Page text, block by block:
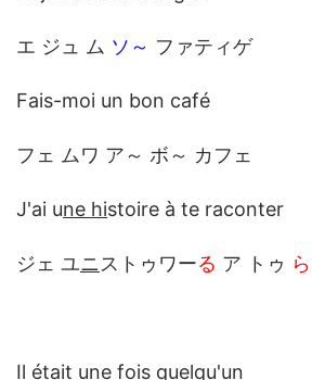
エ ジュ ム ソ～ ファティゲ
Fais-moi un bon café
フェ ムワ ア～ ボ～ カフェ
J'ai une histoire à te raconter
ジェ ユニ ストゥワーる ア トゥ ら
Il était une fois quelqu'un